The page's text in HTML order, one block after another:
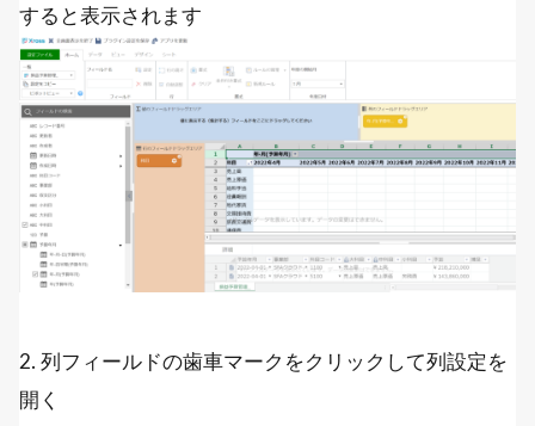
すると表示されます
2. 列フィールドの歯車マークをクリックして列設定を
開く